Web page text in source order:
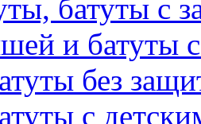
батуты с
и батуты
без
с